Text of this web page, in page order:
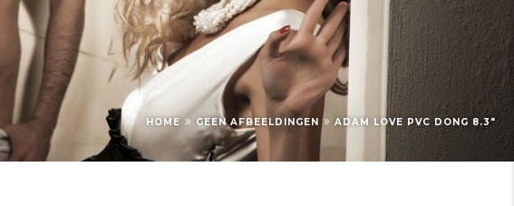
HOME » GEEN AFBEELDINGEN » ADAM LOVE PVC DONG 8.3″